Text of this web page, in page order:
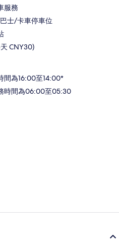
服務
士/卡車停車位
CNY30)
間為16:00至14:00*
時間為06:00至05:30